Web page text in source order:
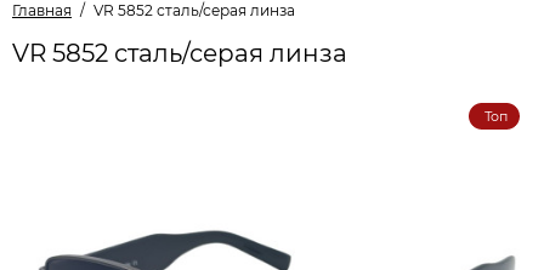
Главная VR 5852 сталь/серая линза
VR 5852 сталь/серая линза
Топ